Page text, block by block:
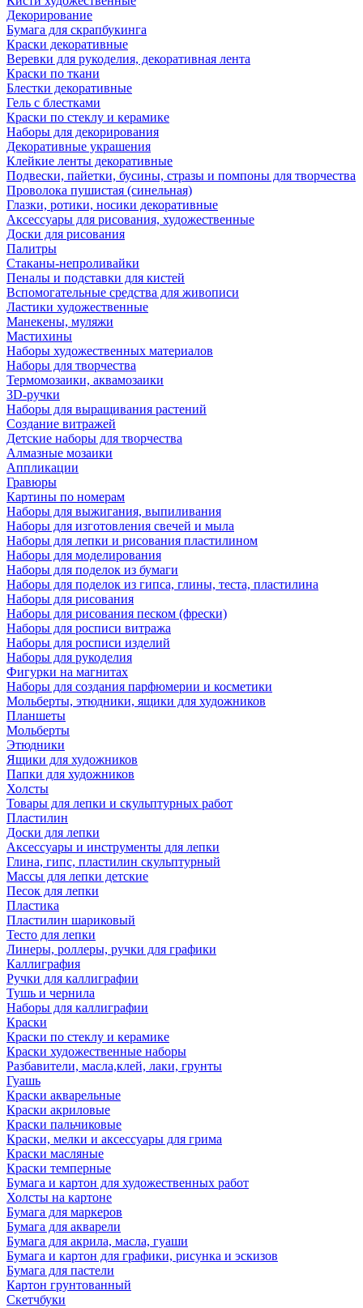
Декорирование
Бумага для скрапбукинга
Краски декоративные
Веревки для рукоделия, декоративная лента
Краски по ткани
Блестки декоративные
Гель с блестками
Краски по стеклу и керамике
Наборы для декорирования
Декоративные украшения
Клейкие ленты декоративные
Подвески, пайетки, бусины, стразы и помпоны для творчества
Проволока пушистая (синельная)
Глазки, ротики, носики декоративные
Аксессуары для рисования, художественные
Доски для рисования
Палитры
Стаканы-непроливайки
Пеналы и подставки для кистей
Вспомогательные средства для живописи
Ластики художественные
Манекены, муляжи
Мастихины
Наборы художественных материалов
Наборы для творчества
Термомозаики, аквамозаики
3D-ручки
Наборы для выращивания растений
Создание витражей
Детские наборы для творчества
Алмазные мозаики
Аппликации
Гравюры
Картины по номерам
Наборы для выжигания, выпиливания
Наборы для изготовления свечей и мыла
Наборы для лепки и рисования пластилином
Наборы для моделирования
Наборы для поделок из бумаги
Наборы для поделок из гипса, глины, теста, пластилина
Наборы для рисования
Наборы для рисования песком (фрески)
Наборы для росписи витража
Наборы для росписи изделий
Наборы для рукоделия
Фигурки на магнитах
Наборы для создания парфюмерии и косметики
Мольберты, этюдники, ящики для художников
Планшеты
Мольберты
Этюдники
Ящики для художников
Папки для художников
Холсты
Товары для лепки и скульптурных работ
Пластилин
Доски для лепки
Аксессуары и инструменты для лепки
Глина, гипс, пластилин скульптурный
Массы для лепки детские
Песок для лепки
Пластика
Пластилин шариковый
Тесто для лепки
Линеры, роллеры, ручки для графики
Каллиграфия
Ручки для каллиграфии
Тушь и чернила
Наборы для каллиграфии
Краски
Краски по стеклу и керамике
Краски художественные наборы
Разбавители, масла,клей, лаки, грунты
Гуашь
Краски акварельные
Краски акриловые
Краски пальчиковые
Краски, мелки и аксессуары для грима
Краски масляные
Краски темперные
Бумага и картон для художественных работ
Холсты на картоне
Бумага для маркеров
Бумага для акварели
Бумага для акрила, масла, гуаши
Бумага и картон для графики, рисунка и эскизов
Бумага для пастели
Картон грунтованный
Скетчбуки